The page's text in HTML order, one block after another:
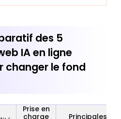
des 5
IA en ligne
changer le fond
Prise en
charge
Principales